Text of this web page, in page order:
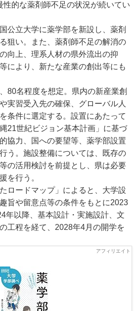
性的な薬剤師不足の状況が続いてい
公立大学に薬学部を新設し、薬剤
狙い。また、薬剤師不足の解消の
向上、理系人材の県外流出の抑
により、新たな産業の創出等にも
80名程度を想定。県内の新産業創
実習受入先の確保、グローバル人
条件に選定する。設置にあたって
21世紀ビジョン基本計画」に基づ
協力、国への要望等、薬学部設置
う。施設整備については、既存の
の活用検討を前提とし、県は必要
を行う。
ロードマップ」によると、大学設
旨や留意点等の条件をもとに2023
年以降、基本設計・実施設計、文
工程を経て、2028年4月の開学を